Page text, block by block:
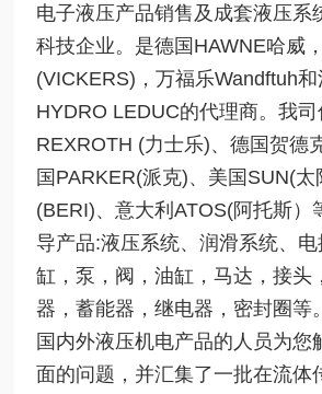
电子液压产品销售及成套液压系
科技企业。是德国HAWNE哈威
(VICKERS)，万福乐Wandftuh
HYDRO LEDUC的代理商。我
REXROTH (力士乐)、德国贺德
国PARKER(派克)、美国SUN(太
(BERI)、意大利ATOS(阿托斯）
导产品:液压系统、润滑系统、
缸，泵，阀，油缸，马达，接头
器，蓄能器，继电器，密封圈等
国内外液压机电产品的人员为您
面的问题，并汇集了一批在流体